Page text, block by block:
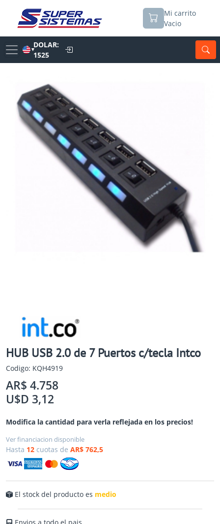
Mi carrito
Vacio
▼
DOLAR:
1525
HUB USB 2.0 de 7 Puertos c/tecla Intco
Codigo: KQH4919
AR$ 4.758
U$D 3,12
Modifica la cantidad para verla reflejada en los precios!
Ver financiacion disponible
Hasta 12 cuotas de AR$ 762,5
El stock del producto es medio